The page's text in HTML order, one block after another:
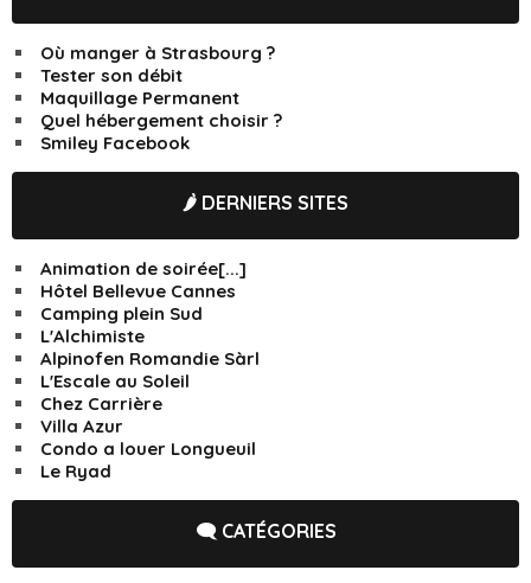
Où manger à Strasbourg ?
Tester son débit
Maquillage Permanent
Quel hébergement choisir ?
Smiley Facebook
🌶️ DERNIERS SITES
Animation de soirée[...]
Hôtel Bellevue Cannes
Camping plein Sud
L'Alchimiste
Alpinofen Romandie Sàrl
L'Escale au Soleil
Chez Carrière
Villa Azur
Condo a louer Longueuil
Le Ryad
🗨️ CATÉGORIES